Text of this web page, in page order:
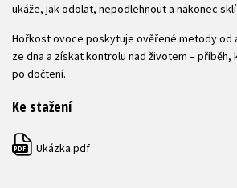
ukáže, jak odolat, nepodlehnout a nakonec
Hořkost ovoce poskytuje ověřené metody od
ze dna a získat kontrolu nad životem – příběh,
po dočtení.
Ke stažení
PDF Ukázka.pdf